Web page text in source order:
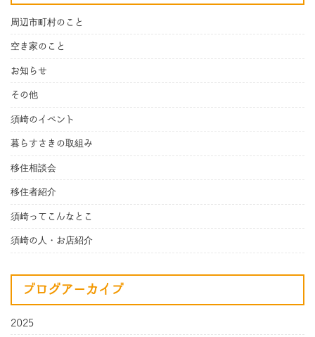
周辺市町村のこと
空き家のこと
お知らせ
その他
須崎のイベント
暮らすさきの取組み
移住相談会
移住者紹介
須崎ってこんなとこ
須崎の人・お店紹介
ブログアーカイブ
2025